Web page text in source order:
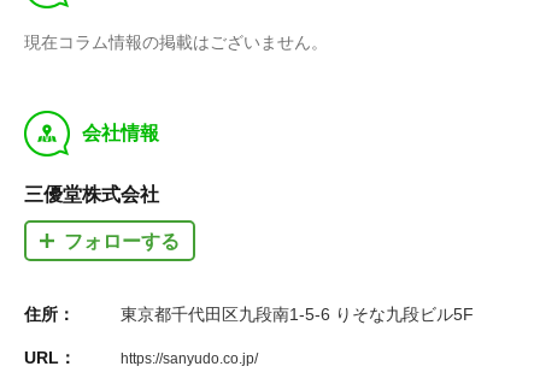
現在コラム情報の掲載はございません。
y 会社情報
三優堂株式会社
フォローする
住所： 東京都千代田区九段南1-5-6 りそな九段ビル5F
URL： https://sanyudo.co.jp/